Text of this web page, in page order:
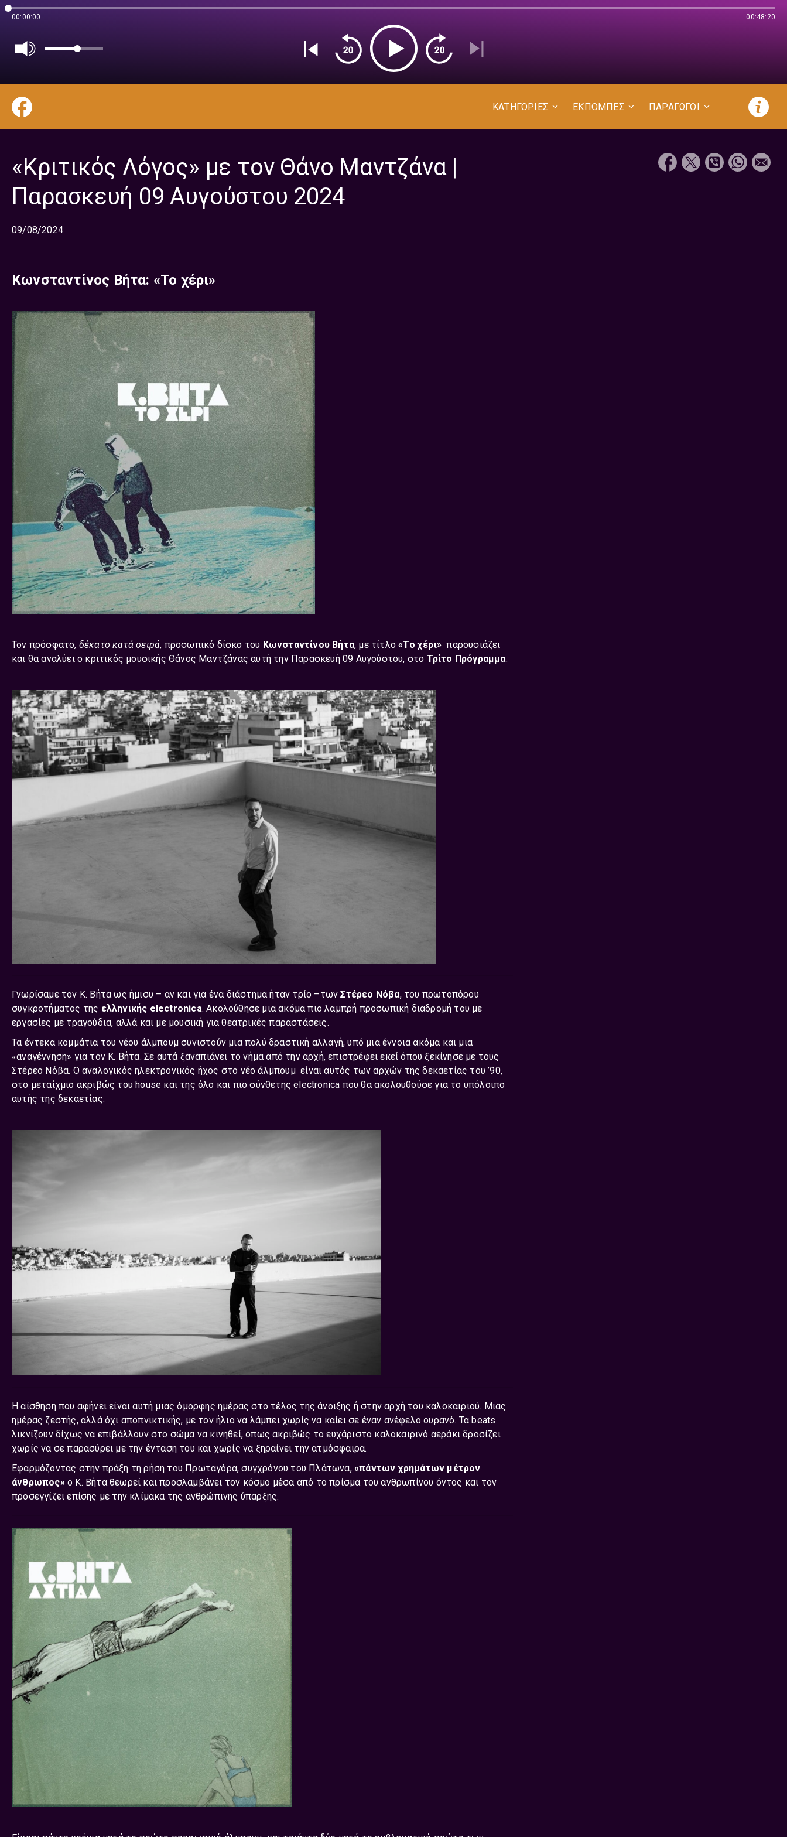
00:00:00 00:48:20
ΚΑΤΗΓΟΡΙΕΣ ΕΚΠΟΜΠΕΣ ΠΑΡΑΓΩΓΟΙ
«Κριτικός Λόγος» με τον Θάνο Μαντζάνα |
Παρασκευή 09 Αυγούστου 2024
09/08/2024
Κωνσταντίνος Βήτα: «Το χέρι»
Τον πρόσφατο, δέκατο κατά σειρά, προσωπικό δίσκο του Κωνσταντίνου Βήτα, με τίτλο«Το χέρι» παρουσιάζει
και θα αναλύει ο κριτικός μουσικής Θάνος Μαντζάνας αυτή την Παρασκευή 09 Αυγούστου, στο Τρίτο Πρόγραμμα.
Γνωρίσαμε τον Κ. Βήτα ως ήμισυ – αν και για ένα διάστημα ήταν τρίο –τωνΣτέρεο Νόβα, του πρωτοπόρου
συγκροτήματος της ελληνικής electronica. Ακολούθησε μια ακόμα πιο λαμπρή προσωπική διαδρομή του με
εργασίες με τραγούδια, αλλά και με μουσική για θεατρικές παραστάσεις.
Τα έντεκα κομμάτια του νέου άλμπουμ συνιστούν μια πολύ δραστική αλλαγή, υπό μια έννοια ακόμα και μια
«αναγέννηση» για τον Κ. Βήτα. Σε αυτά ξαναπιάνει το νήμα από την αρχή, επιστρέφει εκεί όπου ξεκίνησε με τους
Στέρεο Νόβα. Ο αναλογικός ηλεκτρονικός ήχος στο νέο άλμπουμ είναι αυτός των αρχών της δεκαετίας του ’90,
στο μεταίχμιο ακριβώς του house και της όλο και πιο σύνθετης electronica που θα ακολουθούσε για το υπόλοιπο
αυτής της δεκαετίας.
Η αίσθηση που αφήνει είναι αυτή μιας όμορφης ημέρας στο τέλος της άνοιξης ή στην αρχή του καλοκαιριού. Μιας
ημέρας ζεστής, αλλά όχι αποπνικτικής, με τον ήλιο να λάμπει χωρίς να καίει σε έναν ανέφελο ουρανό. Τα beats
λικνίζουν δίχως να επιβάλλουν στο σώμα να κινηθεί, όπως ακριβώς το ευχάριστο καλοκαιρινό αεράκι δροσίζει
χωρίς να σε παρασύρει με την ένταση του και χωρίς να ξηραίνει την ατμόσφαιρα.
Εφαρμόζοντας στην πράξη τη ρήση του Πρωταγόρα, συγχρόνου του Πλάτωνα,«πάντων χρημάτων μέτρον
άνθρωπος»ο Κ. Βήτα θεωρεί και προσλαμβάνει τον κόσμο μέσα από το πρίσμα του ανθρωπίνου όντος και τον
προσεγγίζει επίσης με την κλίμακα της ανθρώπινης ύπαρξης.